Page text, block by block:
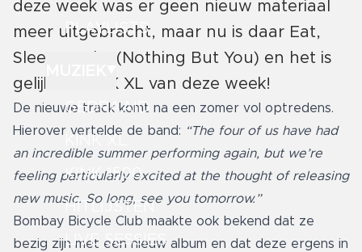
PLAYLISTS
GEDRAAID
KINK XL
KINK 1500
HITLIJSTEN
LIVE SESSIES
deze week was er geen nieuw materiaal
meer uitgebracht, maar nu is daar Eat,
Sleep, Wake (Nothing But You) en het is
gelijk de KINK XL van deze week!
De nieuwe track komt na een zomer vol optredens.
Hierover vertelde de band: “The four of us have had
an incredible summer performing again, but we’re
feeling particularly excited at the thought of releasing
new music. So long, see you tomorrow.”
Bombay Bicycle Club maakte ook bekend dat ze
bezig zijn met een nieuw album en dat deze ergens in